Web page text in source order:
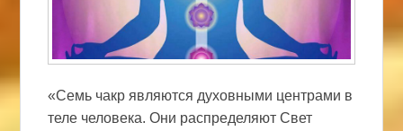
«Семь чакр являются духовными центрами в
теле человека. Они распределяют Свет